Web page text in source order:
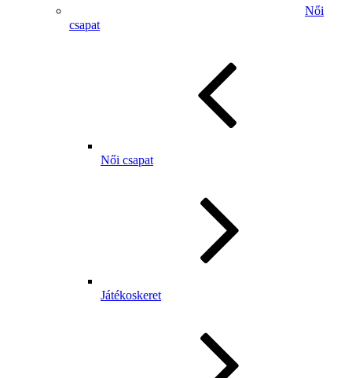
Női
csapat
Női csapat
Játékoskeret